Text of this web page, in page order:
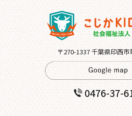
〒270-1337 千葉県印西
0476-37-